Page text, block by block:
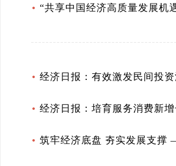
“共享中国经济高质量发展机
经济日报：有效激发民间投
经济日报：培育服务消费新
筑牢经济底盘 夯实发展支撑